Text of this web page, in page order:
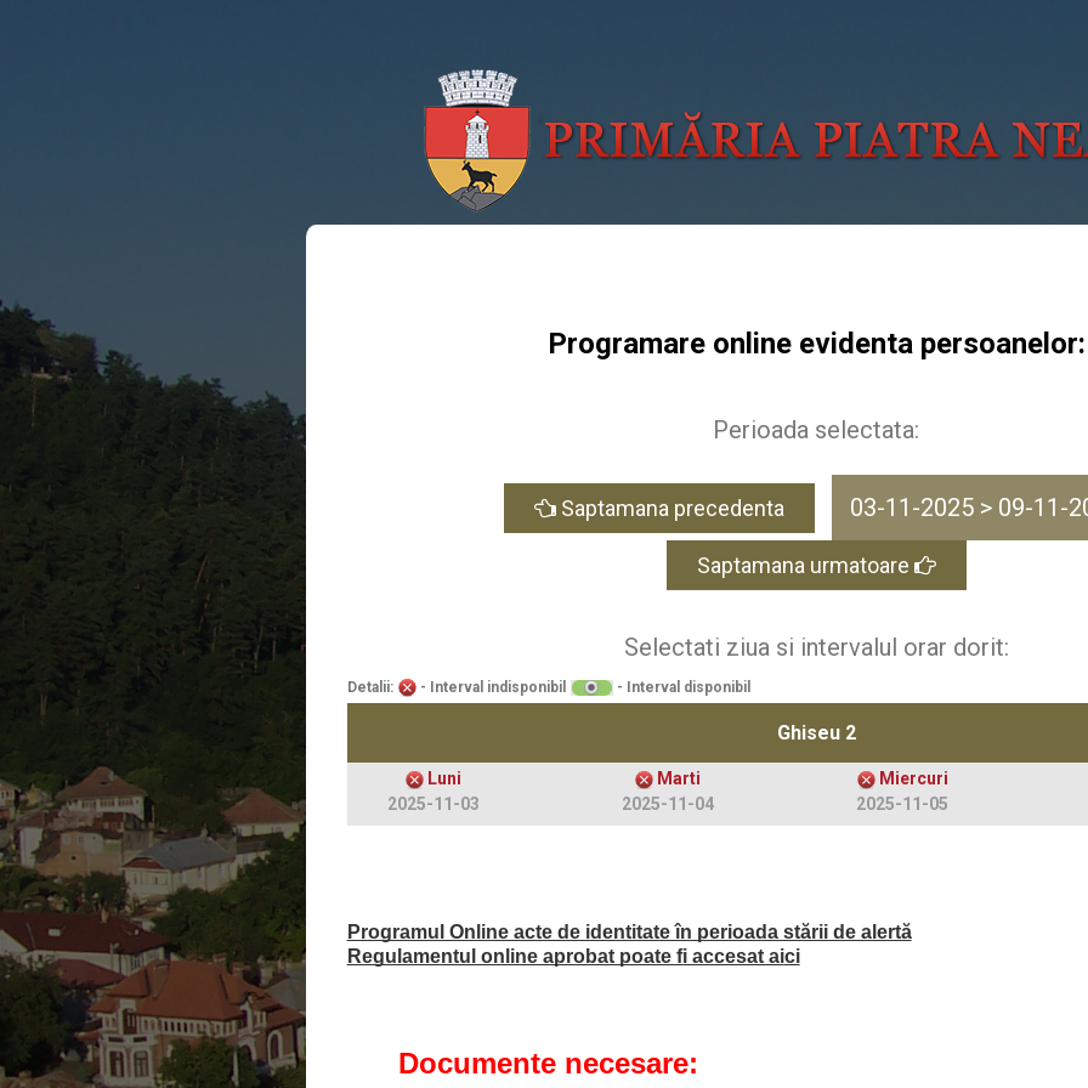
Programare online evidenta persoanelor:
Perioada selectata:
Saptamana precedenta 03-11-2025 > 09-11-
Saptamana urmatoare
Selectati ziua si intervalul orar dorit:
Detalii: - Interval indisponibil - Interval disponibil
Ghiseu 2
Luni
2025-11-03
Marti
2025-11-04
Miercuri
2025-11-05
Programul Online acte de identitate în perioada stării de alertă
Regulamentul online aprobat poate fi accesat aici
Documente necesare: